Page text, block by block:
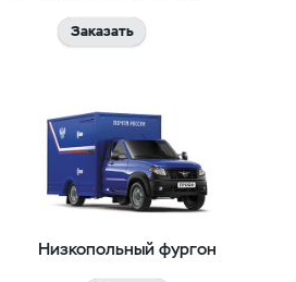
Заказать
Низкопольный фургон